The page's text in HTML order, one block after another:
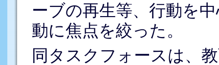
ーブの再生等、行動を
動に焦点を絞った。
同タスクフォースは、